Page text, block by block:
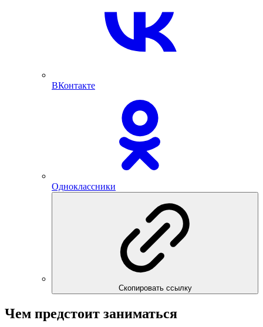
ВКонтакте
Одноклассники
Скопировать ссылку
Чем предстоит заниматься